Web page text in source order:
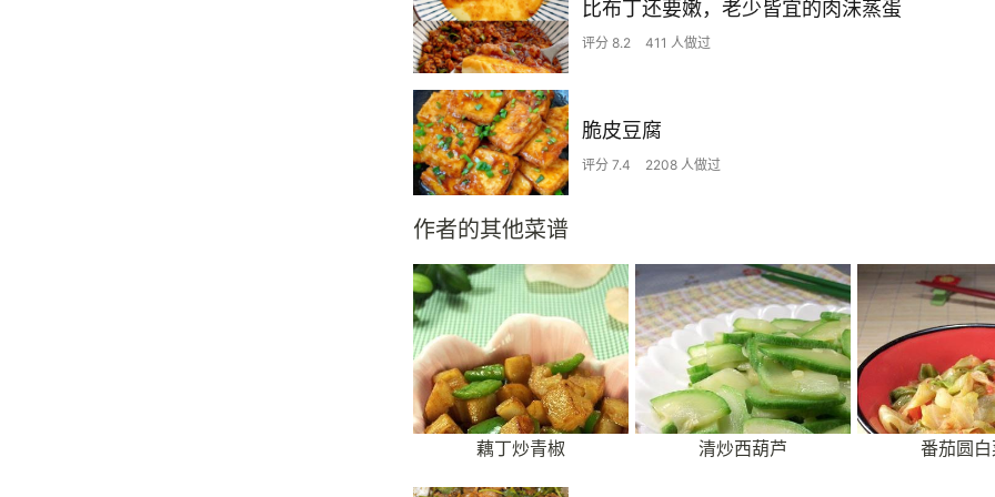
比布丁还要嫩，老少皆宜的肉沫蒸蛋
评分 8.2 411 人做过
脆皮豆腐
评分 7.4 2208 人做过
作者的其他菜谱
藕丁炒青椒 清炒西葫芦 番茄圆